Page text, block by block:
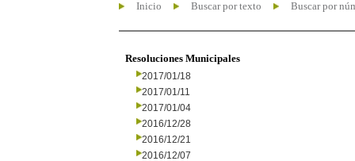
Inicio Buscar por texto Buscar por
Resoluciones Municipales
2017/01/18
2017/01/11
2017/01/04
2016/12/28
2016/12/21
2016/12/07